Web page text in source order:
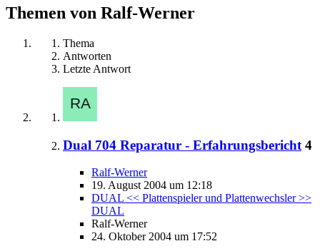
Themen von Ralf-Werner
Thema
Antworten
Letzte Antwort
Dual 704 Reparatur - Erfahrungsbericht 4
Ralf-Werner
19. August 2004 um 12:18
DUAL << Plattenspieler und Plattenwechsler >>
DUAL
Ralf-Werner
24. Oktober 2004 um 17:52